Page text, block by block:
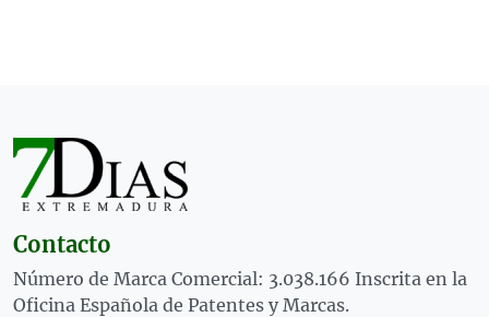
Contacto
Número de Marca Comercial: 3.038.166 Inscrita en la
Oficina Española de Patentes y Marcas.